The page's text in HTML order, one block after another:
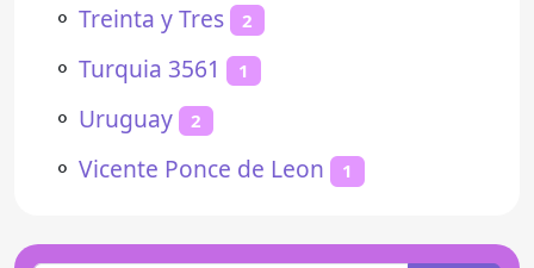
⚬ Treinta y Tres 2
⚬ Turquia 3561 1
⚬ Uruguay 2
⚬ Vicente Ponce de Leon 1